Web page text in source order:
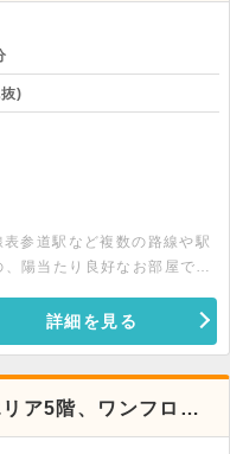
)
参道駅など複数の路線や駅
陽当たり良好なお部屋で
詳細を見る
ア5階、ワンフロア